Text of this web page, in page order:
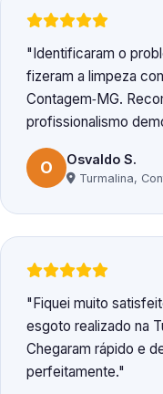
Identificaram o
fizeram a limpeza
Contagem‑MG.
profissionalismo
O Osvaldo S.
Turmalina,
Fiquei muito
esgoto realizado na
Chegaram rápido e
perfeitamente.